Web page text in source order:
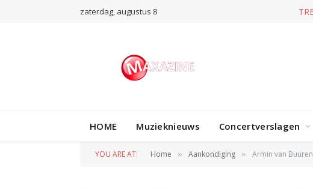
zaterdag, augustus 8
HOME Muzieknieuws Concertverslagen
YOU ARE AT: Home » Aankondiging » Armin van